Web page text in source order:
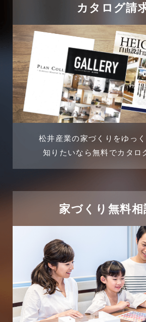
カタログ請
松井産業の家づくりをゆっ
知りたいなら無料でカタロ
家づくり無料相